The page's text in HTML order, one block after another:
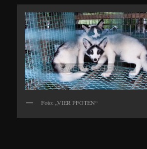
Foto: „VIER PFOTEN“